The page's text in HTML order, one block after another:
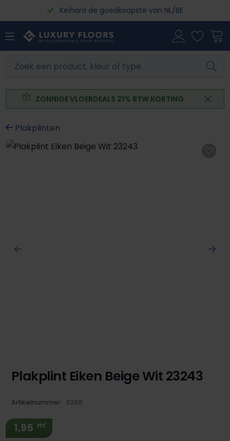
Ga naar de hoofdinhoudKeihard de goedkoopste van NL/BE
ZONNIGE VLOERDEALS 21% BTW KORTING
Plakplinten
Afbeeldingengalerij overslaan
Plakplint Eiken Beige Wit 23243
Artikelnummer: 6268
1,95 m¹